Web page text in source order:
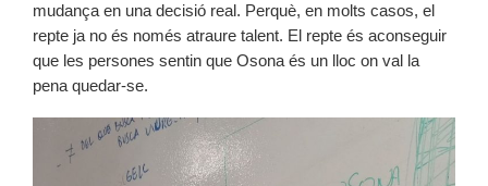
mudança en una decisió real. Perquè, en molts casos, el
repte ja no és només atraure talent. El repte és aconseguir
que les persones sentin que Osona és un lloc on val la
pena quedar-se.